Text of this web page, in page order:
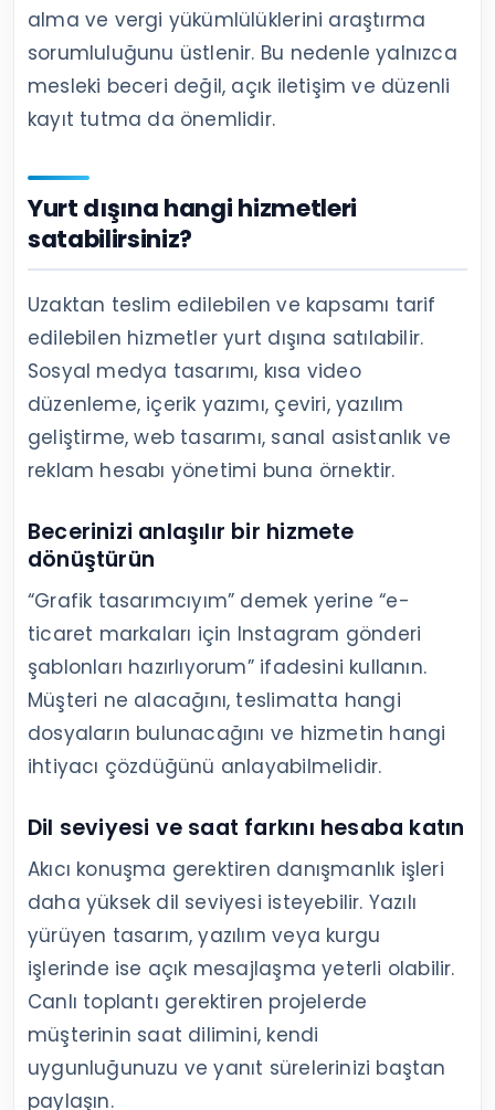
alma ve vergi yükümlülüklerini araştırma
sorumluluğunu üstlenir. Bu nedenle yalnızca
mesleki beceri değil, açık iletişim ve düzenli
kayıt tutma da önemlidir.
Yurt dışına hangi hizmetleri
satabilirsiniz?
Uzaktan teslim edilebilen ve kapsamı tarif
edilebilen hizmetler yurt dışına satılabilir.
Sosyal medya tasarımı, kısa video
düzenleme, içerik yazımı, çeviri, yazılım
geliştirme, web tasarımı, sanal asistanlık ve
reklam hesabı yönetimi buna örnektir.
Becerinizi anlaşılır bir hizmete
dönüştürün
“Grafik tasarımcıyım” demek yerine “e-
ticaret markaları için Instagram gönderi
şablonları hazırlıyorum” ifadesini kullanın.
Müşteri ne alacağını, teslimatta hangi
dosyaların bulunacağını ve hizmetin hangi
ihtiyacı çözdüğünü anlayabilmelidir.
Dil seviyesi ve saat farkını hesaba katın
Akıcı konuşma gerektiren danışmanlık işleri
daha yüksek dil seviyesi isteyebilir. Yazılı
yürüyen tasarım, yazılım veya kurgu
işlerinde ise açık mesajlaşma yeterli olabilir.
Canlı toplantı gerektiren projelerde
müşterinin saat dilimini, kendi
uygunluğunuzu ve yanıt sürelerinizi baştan
paylaşın.